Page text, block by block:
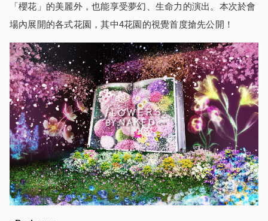
「櫻花」的美麗外，也能享受夢幻、生命力的演出。本次於會
場內展開的各式花園，其中4花園的視覺首度搶先公開！